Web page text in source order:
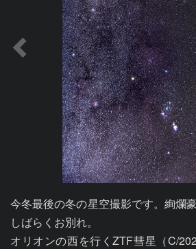
今冬最後の冬の星空撮影です。絢爛
しばらくお別れ。
オリオンの西を行くZTF彗星（C/